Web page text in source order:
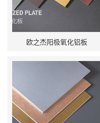
欧之杰阳极氧化铝板